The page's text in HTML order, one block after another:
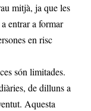
mitjà, ja que les
entrar a formar
en risc
són limitades.
de dilluns a
Aquesta